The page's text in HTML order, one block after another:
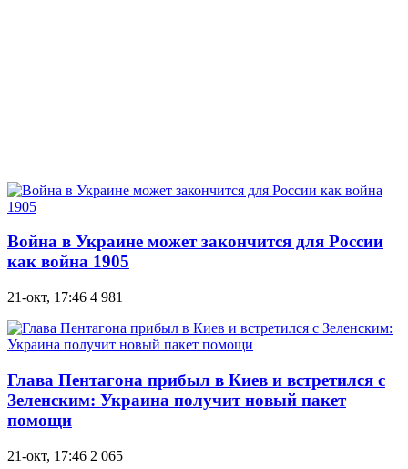
Война в Украине может закончится для России
как война 1905
21-окт, 17:46 4 981
Глава Пентагона прибыл в Киев и встретился с
Зеленским: Украина получит новый пакет
помощи
21-окт, 17:46 2 065